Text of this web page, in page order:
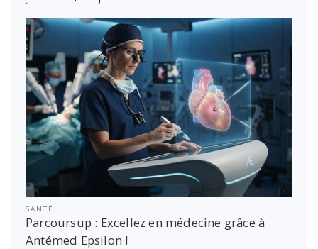
sans
SANTÉ
Parcoursup : Excellez en médecine grâce à
Antémed Epsilon !